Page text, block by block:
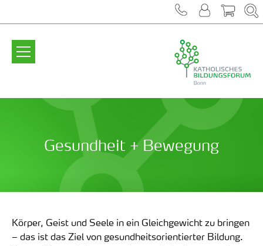
Gesundheit + Bewegung
Körper, Geist und Seele in ein Gleichgewicht zu bringen
– das ist das Ziel von gesundheitsorientierter Bildung.